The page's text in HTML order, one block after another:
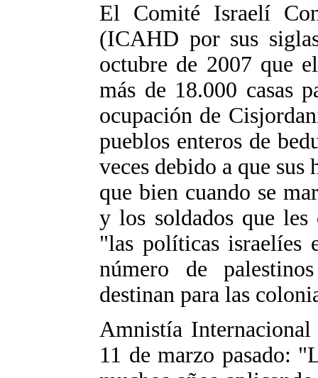
El Comité Israelí
(ICAHD por sus
octubre de 2007 que
más de 18.000 casas
ocupación de
pueblos enteros de
veces debido a que
que bien cuando se
y los soldados que
"las políticas israelíes
número de
destinan para las
Amnistía
11 de marzo pasado: